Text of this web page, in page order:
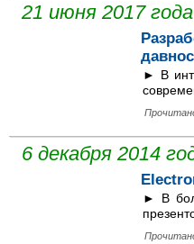
21 июня 2017
► В
6 декабря 2014
► В